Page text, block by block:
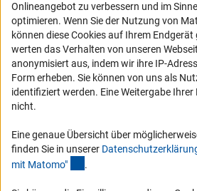
DFG-aktuell
Erhalten Sie Neuigkeiten aus der DFG direkt
schauen Sie sich die Ausgaben online an.
Zum Newsletter
Onlineangebot zu verbessern und im
optimieren. Wenn Sie der Nutzung von
können diese Cookies auf Ihrem
werten das Verhalten von unseren
anonymisiert aus, indem wir ihre IP-
Form erheben. Sie können von uns als
identifiziert werden. Eine Weitergabe
nicht.
Eine genaue Übersicht über
finden Sie in unserer
mit Matomo" .